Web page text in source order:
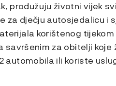
produžuju životni vijek
za dječju autosjedalicu i
korištenog
savršenim za obitelji koje
automobila ili koriste